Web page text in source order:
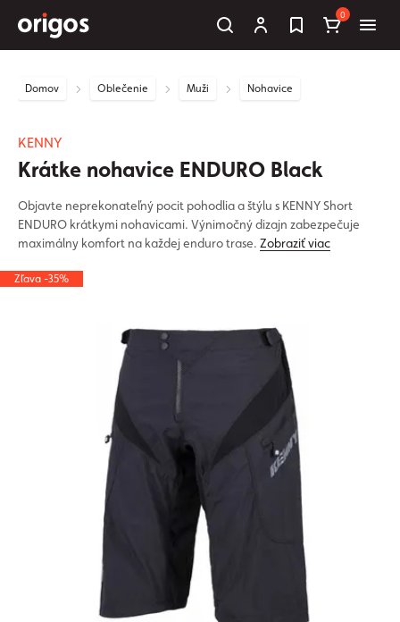
0
Domov Oblečenie Muži Nohavice
KENNY
Krátke nohavice ENDURO Black
Objavte neprekonateľný pocit pohodlia a štýlu s KENNY Short
ENDURO krátkymi nohavicami. Výnimočný dizajn zabezpečuje
maximálny komfort na každej enduro trase. Zobraziť viac
Zľava -35%